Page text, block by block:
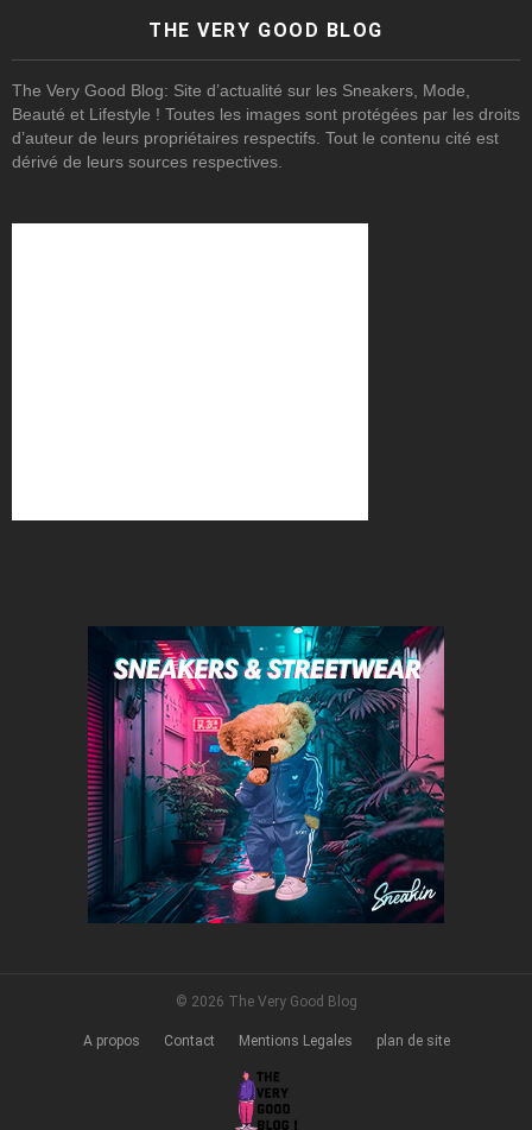
THE VERY GOOD BLOG
The Very Good Blog: Site d’actualité sur les Sneakers, Mode,
Beauté et Lifestyle ! Toutes les images sont protégées par les droits
d’auteur de leurs propriétaires respectifs. Tout le contenu cité est
dérivé de leurs sources respectives.
© 2026 The Very Good Blog
A propos Contact Mentions Legales plan de site